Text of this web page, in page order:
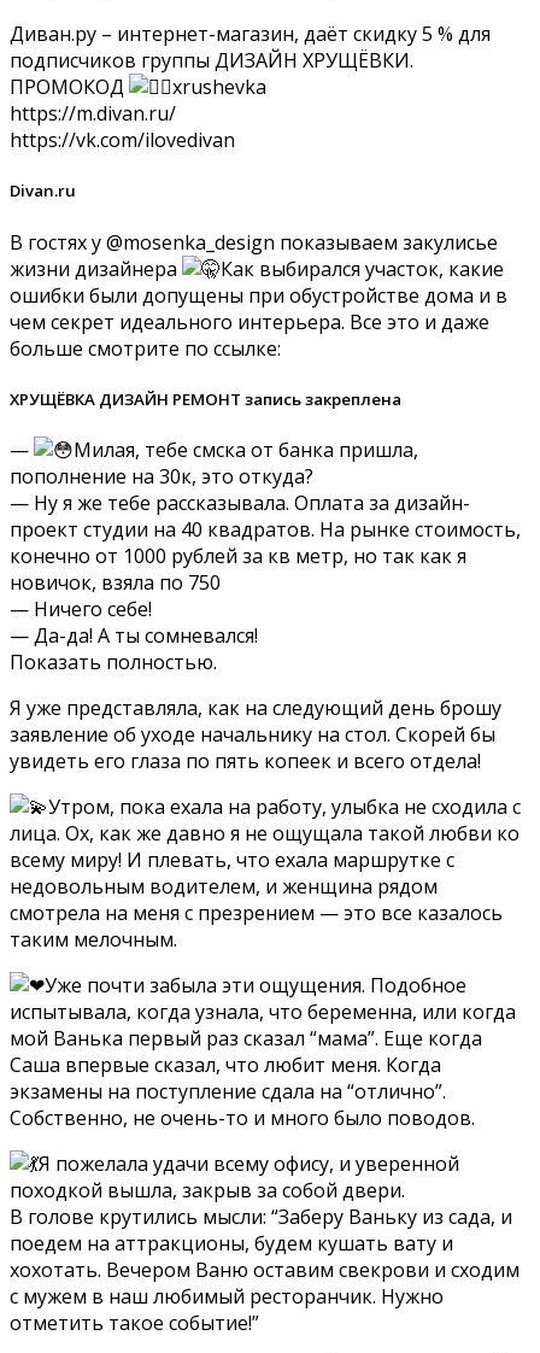
Диван.ру – интернет-магазин, даёт скидку 5 % для
подписчиков группы ДИЗАЙН ХРУЩЁВКИ.
ПРОМОКОД
xrushevka
https://m.divan.ru/
https://vk.com/ilovedivan
Divan.ru
В гостях у @mosenka_design показываем закулисье
жизни дизайнера
Как выбирался участок, какие
ошибки были допущены при обустройстве дома и в
чем секрет идеального интерьера. Все это и даже
больше смотрите по ссылке:
ХРУЩЁВКА ДИЗАЙН РЕМОНТ запись закреплена
—
Милая, тебе смска от банка пришла,
пополнение на 30к, это откуда?
— Ну я же тебе рассказывала. Оплата за дизайн-
проект студии на 40 квадратов. На рынке стоимость,
конечно от 1000 рублей за кв метр, но так как я
новичок, взяла по 750
— Ничего себе!
— Да-да! А ты сомневался!
Показать полностью.
Я уже представляла, как на следующий день брошу
заявление об уходе начальнику на стол. Скорей бы
увидеть его глаза по пять копеек и всего отдела!
Утром, пока ехала на работу, улыбка не сходила с
лица. Ох, как же давно я не ощущала такой любви ко
всему миру! И плевать, что ехала маршрутке с
недовольным водителем, и женщина рядом
смотрела на меня с презрением — это все казалось
таким мелочным.
Уже почти забыла эти ощущения. Подобное
испытывала, когда узнала, что беременна, или когда
мой Ванька первый раз сказал “мама”. Еще когда
Саша впервые сказал, что любит меня. Когда
экзамены на поступление сдала на “отлично”.
Собственно, не очень-то и много было поводов.
Я пожелала удачи всему офису, и уверенной
походкой вышла, закрыв за собой двери.
В голове крутились мысли: “Заберу Ваньку из сада, и
поедем на аттракционы, будем кушать вату и
хохотать. Вечером Ваню оставим свекрови и сходим
с мужем в наш любимый ресторанчик. Нужно
отметить такое событие!”